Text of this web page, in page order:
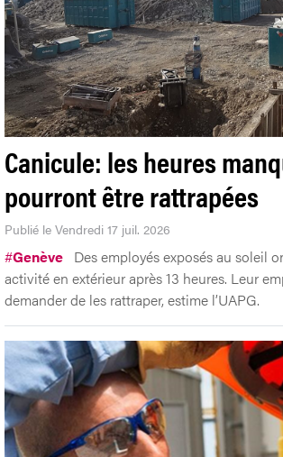
Canicule: les heures
pourront être rattrapées
Publié le Vendredi 17 juil. 2026
#Genève Des employés exposés au soleil
activité en extérieur après 13 heures. Leur
demander de les rattraper, estime l’UAPG.